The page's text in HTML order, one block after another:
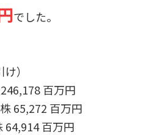
でした。
）
百万円
65,272 百万円
64,914 百万円